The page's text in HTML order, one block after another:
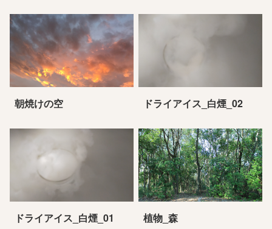
朝焼けの空 ドライアイス_白煙_02
ドライアイス_白煙_01 植物_森